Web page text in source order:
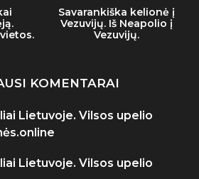
Savarankiška kelionė į
Vezuvijų. Iš Neapolio į
Vezuvijų.
KOMENTARAI
Lietuvoje. Vilsos upelio
Lietuvoje. Vilsos upelio